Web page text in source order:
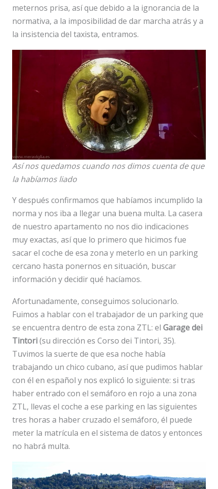
meternos prisa, así que debido a la ignorancia de la
normativa, a la imposibilidad de dar marcha atrás y a
la insistencia del taxista, entramos.
Así nos quedamos cuando nos dimos cuenta de que
la habíamos liado
Y después confirmamos que habíamos incumplido la
norma y nos iba a llegar una buena multa. La casera
de nuestro apartamento no nos dio indicaciones
muy exactas, así que lo primero que hicimos fue
sacar el coche de esa zona y meterlo en un parking
cercano hasta ponernos en situación, buscar
información y decidir qué hacíamos.
Afortunadamente, conseguimos solucionarlo.
Fuimos a hablar con el trabajador de un parking que
se encuentra dentro de esta zona ZTL: el Garage dei
Tintori(su dirección es Corso dei Tintori, 35).
Tuvimos la suerte de que esa noche había
trabajando un chico cubano, así que pudimos hablar
con él en español y nos explicó lo siguiente: si tras
haber entrado con el semáforo en rojo a una zona
ZTL, llevas el coche a ese parking en las siguientes
tres horas a haber cruzado el semáforo, él puede
meter la matrícula en el sistema de datos y entonces
no habrá multa.